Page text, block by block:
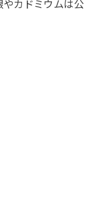
やカドミウムは公